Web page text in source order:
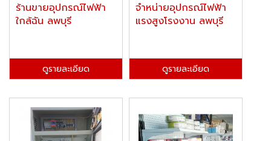
ร้านขายอุปกรณ์ไฟฟ้า
ใกล้ฉัน ลพบุรี
ดูรายละเอียด
จำหน่ายอุปกรณ์ไฟฟ้า
แรงสูงโรงงาน ลพบุรี
ดูรายละเอียด